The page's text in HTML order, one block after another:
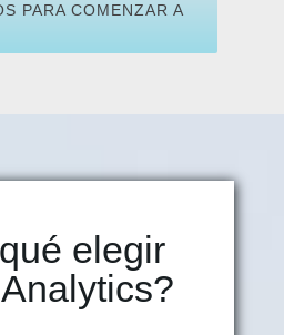
PARA COMENZAR A
elegir